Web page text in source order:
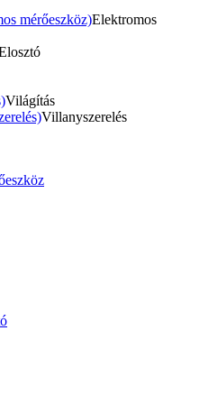
mérőeszköz)Elektromos
Világítás
Villanyszerelés